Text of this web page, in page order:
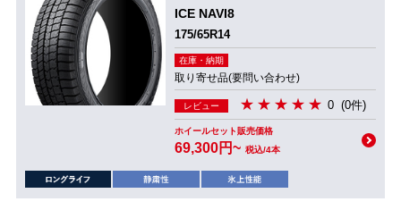
ICE NAVI8
175/65R14
在庫・納期
取り寄せ品(要問い合わせ)
レビュー 0 (0件)
ホイールセット販売価格
69,300円~ 税込/4本